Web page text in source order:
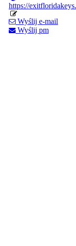
https://
Wyślij e-mail
Wyślij pm